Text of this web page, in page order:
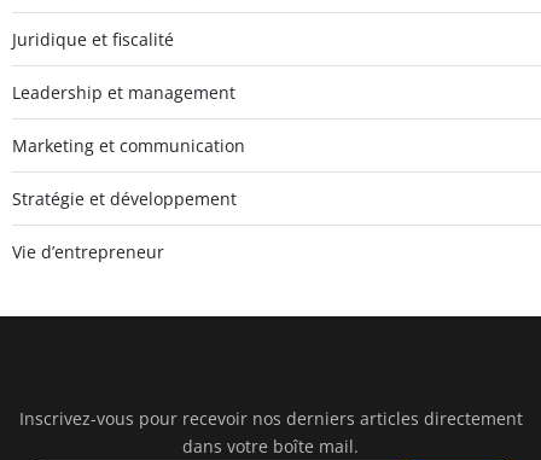
Juridique et fiscalité
Leadership et management
Marketing et communication
Stratégie et développement
Vie d’entrepreneur
Inscrivez-vous pour recevoir nos derniers articles directement
dans votre boîte mail.